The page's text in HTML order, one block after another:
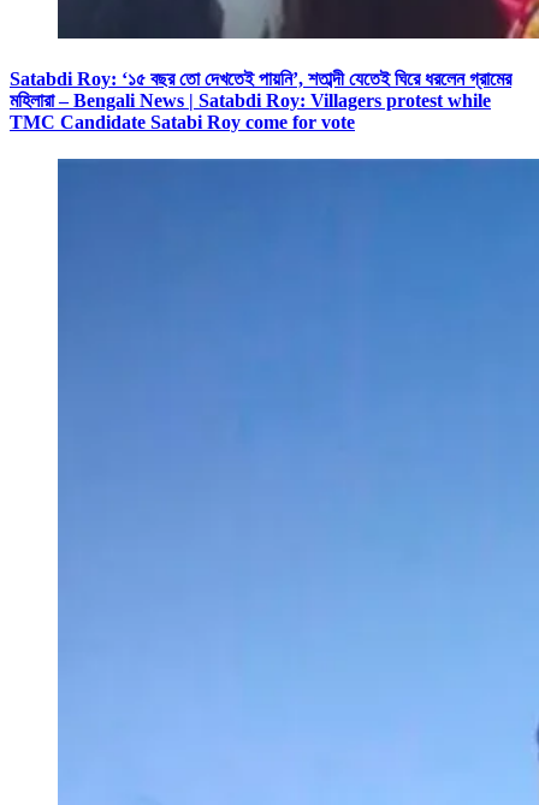
Satabdi Roy: ‘১৫ বছর তো দেখতেই পায়নি’, শতাব্দী যেতেই ঘিরে ধরলেন গ্রামের
মহিলারা – Bengali News | Satabdi Roy: Villagers protest while
TMC Candidate Satabi Roy come for vote